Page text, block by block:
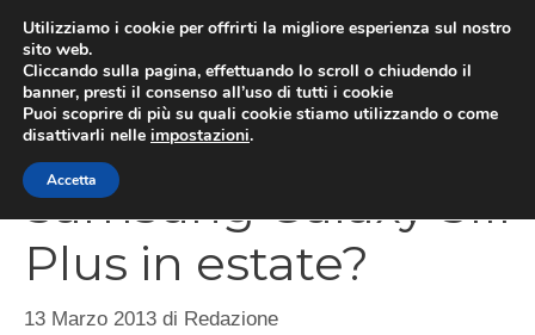
contenuto
Samsung Galaxy SIII
Plus in estate?
13 Marzo 2013 di Redazione
Utilizziamo i cookie per offrirti la migliore esperienza sul nostro
sito web.
Cliccando sulla pagina, effettuando lo scroll o chiudendo il
banner, presti il consenso all’uso di tutti i cookie
Puoi scoprire di più su quali cookie stiamo utilizzando o come
disattivarli nelle impostazioni.
Accetta